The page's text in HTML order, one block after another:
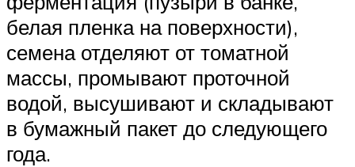
белая пленка на поверхности),
семена отделяют от томатной
массы, промывают проточной
водой, высушивают и складывают
в бумажный пакет до следующего
года.